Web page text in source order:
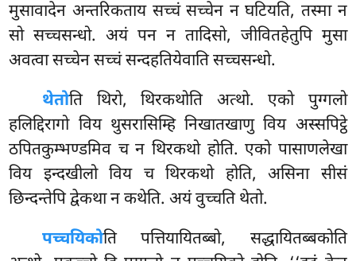
मुसावादेन अन्तरिकताय सच्चं सच्चेन न घटियति, तस्मा न
सो सच्चसन्धो. अयं पन न तादिसो, जीवितहेतुपि मुसा
अवत्वा सच्चेन सच्चं सन्दहतियेवाति सच्चसन्धो.
थेतोति थिरो, थिरकथोति अत्थो. एको पुग्गलो
हलिद्दिरागो विय थुसरासिम्हि निखातखाणु विय अस्सपिट्ठे
ठपितकुम्भण्डमिव चन थिरकथो होति. एको पासाणलेखा
विय इन्दखीलो विय च थिरकथो होति, असिना सीसं
छिन्दन्तेपि द्वेकथा न कथेति. अयं वुच्चति थेतो.
पच्चयिकोति पत्तियायितब्बो, सद्धायितब्बकोति